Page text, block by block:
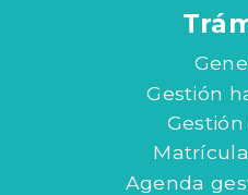
Gestión
Agenda